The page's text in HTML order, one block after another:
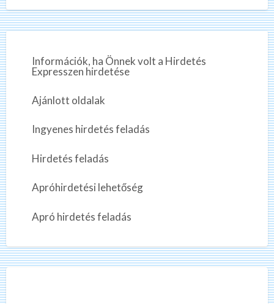
í
t
t
e
e
i
í
t
á
Információk, ha Önnek volt a Hirdetés
Expresszen hirdetése
Ajánlott oldalak
Ingyenes hirdetés feladás
Hirdetés feladás
Apróhirdetési lehetőség
Apró hirdetés feladás